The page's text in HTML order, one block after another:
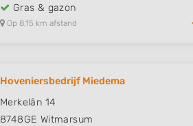
Gras & gazon
Op 8,15 km afstand
Hoveniersbedrijf Miedema
Merkelân 14
8748GE Witmarsum